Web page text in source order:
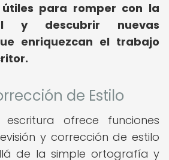
útiles para romper con la
y descubrir nuevas
enriquezcan el trabajo
de Estilo
ofrece funciones
y corrección de estilo
de la simple ortografía y